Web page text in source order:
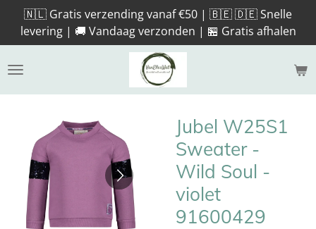
direct
naar
de
🇳🇱 Gratis verzending vanaf €50 | 🇧🇪 🇩🇪 Snelle
levering | 🚚 Vandaag verzonden | 🏪 Gratis afhalen
Jubel W25S1
Sweater -
Wild Soul -
violet
91600429